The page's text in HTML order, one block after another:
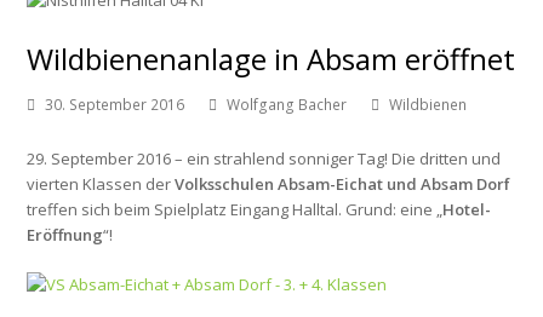
Wildbienenanlage in Absam eröffnet
30. September 2016 Wolfgang Bacher Wildbienen
29. September 2016 – ein strahlend sonniger Tag! Die dritten und
vierten Klassen derVolksschulen Absam-Eichat und Absam Dorf
treffen sich beim Spielplatz Eingang Halltal. Grund: eine „Hotel-
Eröffnung“!